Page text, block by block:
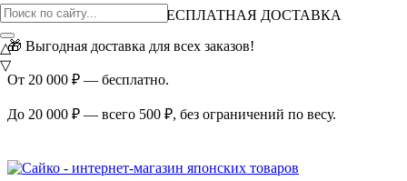
ВНИМАНИЕ АКЦИЯ!
БЕСПЛАТНАЯ ДОСТАВКА
🎁 Выгодная доставка для всех заказов!
От 20 000 ₽ — бесплатно.
До 20 000 ₽ — всего 500 ₽, без ограничений по весу.
△
▽